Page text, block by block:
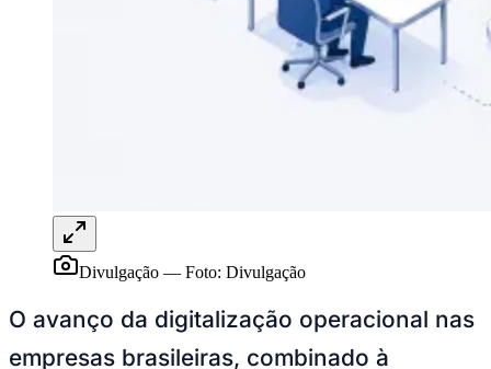
Competições de Futebol
Brasileirão Série A
Paulistão
Libertadores
Divulgação — Foto: Divulgação
O avanço da digitalização operacional nas
empresas brasileiras, combinado à